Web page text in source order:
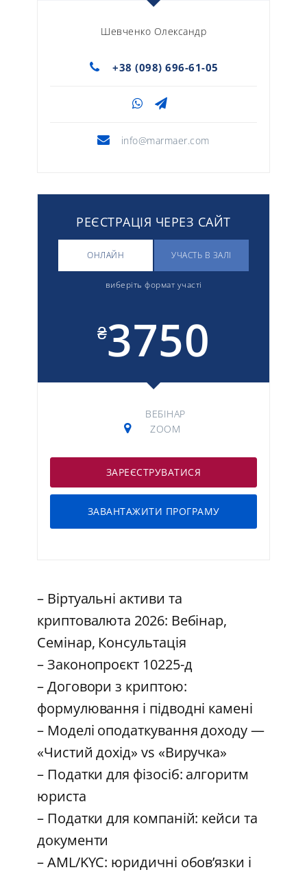
Шевченко Олександр
+38 (098) 696-61-05
info@marmaer.com
РЕЄСТРАЦІЯ ЧЕРЕЗ САЙТ
ОНЛАЙН УЧАСТЬ В ЗАЛІ
виберіть формат участі
₴3750
ВЕБІНАР
ZOOM
ЗАРЕЄСТРУВАТИСЯ
ЗАВАНТАЖИТИ ПРОГРАМУ
– Віртуальні активи та
криптовалюта 2026: Вебінар,
Семінар, Консультація
– Законопроєкт 10225-д
– Договори з криптою:
формулювання і підводні камені
– Моделі оподаткування доходу —
«Чистий дохід» vs «Виручка»
– Податки для фізосіб: алгоритм
юриста
– Податки для компаній: кейси та
документи
– AML/KYC: юридичні обов’язки і